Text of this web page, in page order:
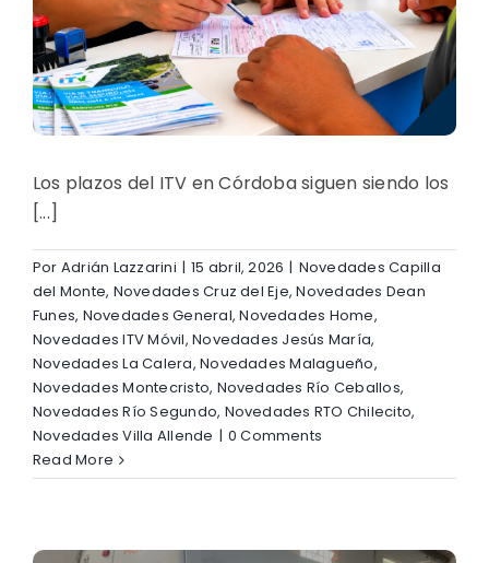
Los plazos del ITV en Córdoba siguen siendo los
[...]
Por Adrián Lazzarini | 15 abril, 2026 | Novedades Capilla
del Monte, Novedades Cruz del Eje,Novedades Dean
Funes, Novedades General,Novedades Home,
Novedades ITV Móvil,Novedades Jesús María,
Novedades La Calera,Novedades Malagueño,
Novedades Montecristo, Novedades Río Ceballos,
Novedades Río Segundo, Novedades RTO Chilecito,
Novedades Villa Allende | 0 Comments
Read More